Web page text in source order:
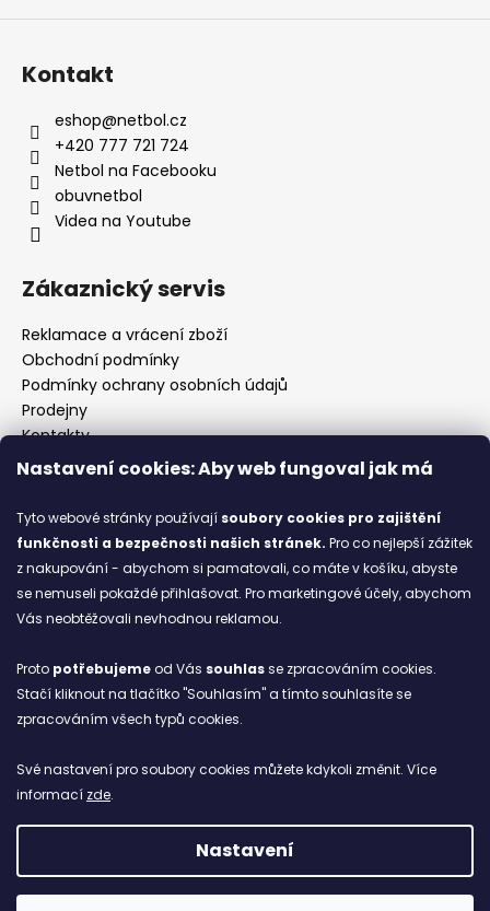
Nastavení cookies: Aby web fungoval jak má
Tyto webové stránky používají soubory cookies pro zajištění
funkčnosti a bezpečnosti našich stránek. Pro co nejlepší zážitek
z nakupování - abychom si pamatovali, co máte v košíku, abyste
se nemuseli pokaždé přihlašovat. Pro marketingové účely, abychom
Vás neobtěžovali nevhodnou reklamou.
Proto potřebujemeod Vás souhlasse zpracováním cookies.
Stačí kliknout na tlačítko "Souhlasím" a tímto souhlasíte se
zpracováním všech typů cookies.
Své nastavení pro soubory cookies můžete kdykoli změnit. Více
informací zde.
Nastavení
Kontakt
eshop@netbol.cz
+420 777 721 724
Netbol na Facebooku
obuvnetbol
Videa na Youtube
Zákaznický servis
Reklamace a vrácení zboží
Obchodní podmínky
Podmínky ochrany osobních údajů
Prodejny
Kontakty
Značky
Blog
Ze starých bot staronové
6.2.2026
ARCHIV
Facebook
NETBOL
Copyright 2026NETBOL. Všechna práva vyhrazena.